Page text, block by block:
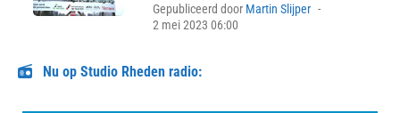
Gepubliceerd door Martin Slijper
2 mei 2023 06:00
Nu op Studio Rheden radio: